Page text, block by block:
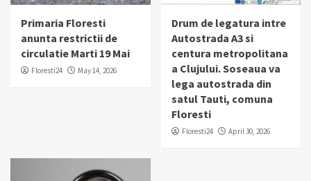
Primaria Floresti
anunta restrictii de
circulatie Marti 19 Mai
Floresti24 May 14, 2026
Drum de legatura intre
Autostrada A3 si
centura metropolitana
a Clujului. Soseaua va
lega autostrada din
satul Tauti, comuna
Floresti
Floresti24 April 30, 2026